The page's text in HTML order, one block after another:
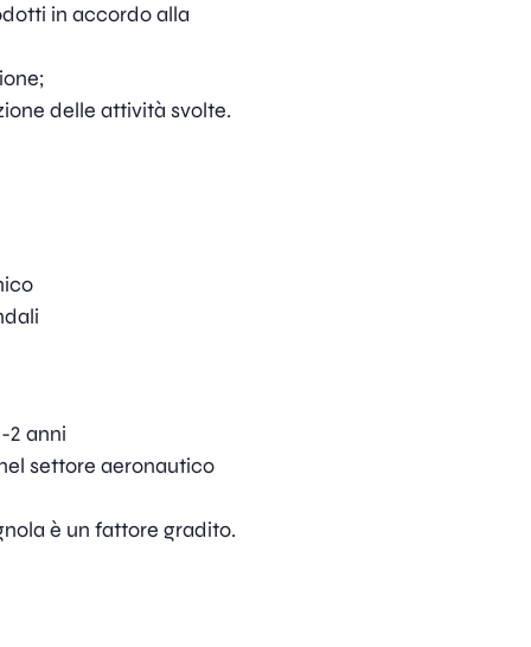
in accordo alla
delle attività svolte.
2 anni
settore aeronautico
è un fattore gradito.